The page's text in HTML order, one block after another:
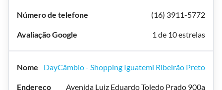
(16) 3911-5772
1 de 10 estrelas
DayCâmbio - Shopping Iguatemi Ribeirão Preto
Avenida Luiz Eduardo Toledo Prado 900a